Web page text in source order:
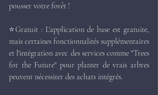
pousser votre forêt !
⭐Gratuit : L'application de base est gratuite,
mais certaines fonctionnalités supplémentaires
et l'intégration avec des services comme "Trees
for the Future" pour planter de vrais arbres
peuvent nécessiter des achats intégrés.